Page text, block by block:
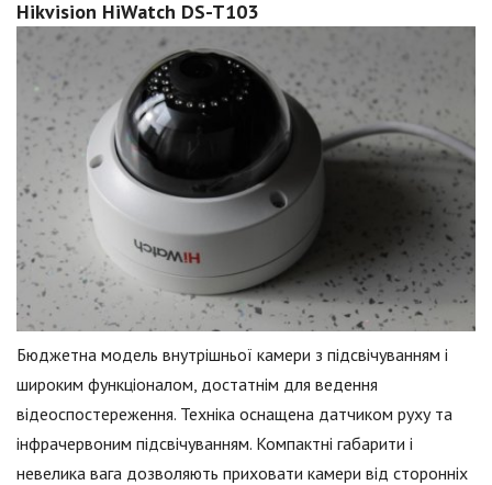
Hikvision HiWatch DS-T103
Бюджетна модель внутрішньої камери з підсвічуванням і
широким функціоналом, достатнім для ведення
відеоспостереження. Техніка оснащена датчиком руху та
інфрачервоним підсвічуванням. Компактні габарити і
невелика вага дозволяють приховати камери від сторонніх